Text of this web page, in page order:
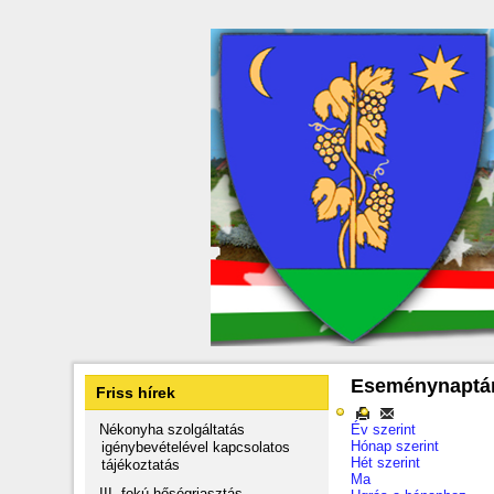
Friss hírek
Nékonyha szolgáltatás
igénybevételével kapcsolatos
tájékoztatás
Év szerint
Hónap szerint
Hét szerint
Ma